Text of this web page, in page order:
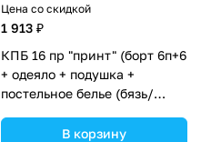
Цена со скидкой
1 913 ₽
КПБ 16 пр "принт" (борт 6п+6
+ одеяло + подушка +
постельное белье (бязь/
ассортименте.В корзину